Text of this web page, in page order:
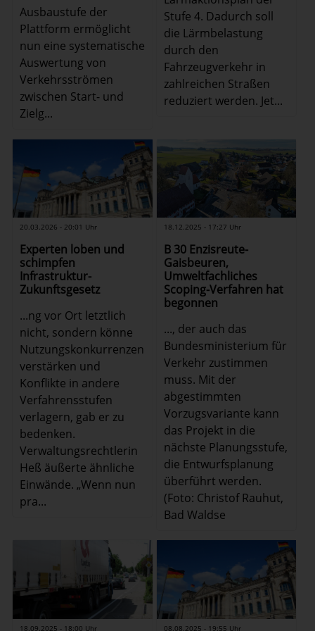
Ausbaustufe der
Plattform ermöglicht
nun eine systematische
Auswertung von
Verkehrsströmen
zwischen Start- und
Zielg...
Stufe 4. Dadurch soll
die Lärmbelastung
durch den
Fahrzeugverkehr in
zahlreichen Straßen
reduziert werden. Jet...
20.03.2026 - 20:01 Uhr
Experten loben und
schimpfen
Infrastruktur-
Zukunftsgesetz
...ng vor Ort letztlich
nicht, sondern könne
Nutzungskonkurrenzen
verstärken und
Konflikte in andere
Verfahrensstufen
verlagern, gab er zu
bedenken.
Verwaltungsrechtlerin
Heß äußerte ähnliche
Einwände. „Wenn nun
pra...
18.12.2025 - 17:27 Uhr
B 30 Enzisreute-
Gaisbeuren,
Umweltfachliches
Scoping-Verfahren hat
begonnen
..., der auch das
Bundesministerium für
Verkehr zustimmen
muss. Mit der
abgestimmten
Vorzugsvariante kann
das Projekt in die
nächste Planungsstufe,
die Entwurfsplanung
überführt werden.
(Foto: Christof Rauhut,
Bad Waldse
18.09.2025 - 18:00 Uhr 08.08.2025 - 19:55 Uhr